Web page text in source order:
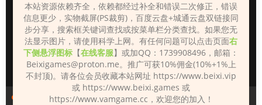
人物（Looks） 人物（Looks）
本站资源依赖齐全，依赖都经过补全和错误二次修正，错误
信息更少，实物截屏(PS裁剪)，百度云盘+城通云盘双链接同
步分享，搜索框关键词查找或按菜单栏分类查找。如果您无
法显示图片，请使用科学上网。有任何问题可以点击页面右
下侧悬浮图标 【在线客服】或加QQ：1739908496，邮箱：
Beixigames@proton.me。推广可获10%佣金(10%+1%上
不封顶)。请各位会员收藏本站网址 https://www.beixi.vip
或 https://www.beixi.games 或
https://www.vamgame.cc，欢迎您的加入！